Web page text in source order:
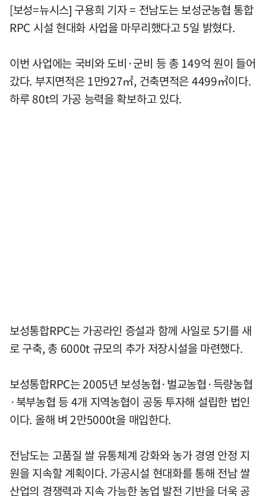
[보성=뉴시스] 구용희 기자 = 전남도는 보성군농협 통합
RPC 시설 현대화 사업을 마무리했다고 5일 밝혔다.
이번 사업에는 국비와 도비·군비 등 총 149억 원이 들어
갔다. 부지면적은 1만927㎡, 건축면적은 4499㎡이다.
하루 80t의 가공 능력을 확보하고 있다.
보성통합RPC는 가공라인 증설과 함께 사일로 5기를 새
로 구축, 총 6000t 규모의 추가 저장시설을 마련했다.
보성통합RPC는 2005년 보성농협·벌교농협·득량농협
·북부농협 등 4개 지역농협이 공동 투자해 설립한 법인
이다. 올해 벼 2만5000t을 매입한다.
전남도는 고품질 쌀 유통체계 강화와 농가 경영 안정 지
원을 지속할 계획이다. 가공시설 현대화를 통해 전남 쌀
산업의 경쟁력과 지속 가능한 농업 발전 기반을 더욱 공